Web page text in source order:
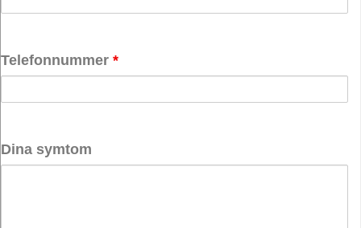
Telefonnummer *
Dina symtom